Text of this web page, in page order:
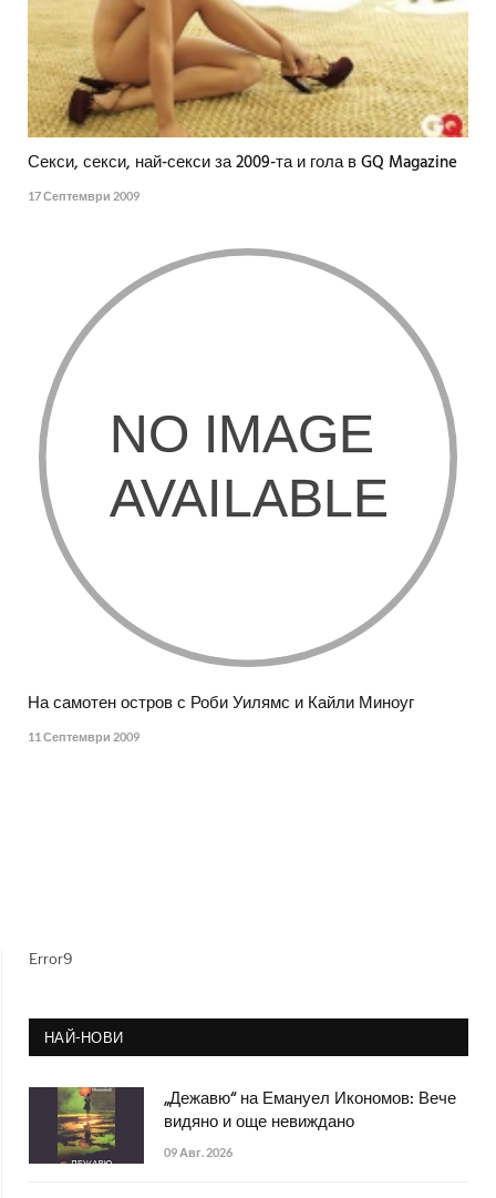
Секси, секси, най-секси за 2009-та и гола в GQ Magazine
17 Септември 2009
На самотен остров с Роби Уилямс и Кайли Миноуг
11 Септември 2009
Error9
НАЙ-НОВИ
„Дежавю“ на Емануел Икономов: Вече
видяно и още невиждано
09 Авг. 2026